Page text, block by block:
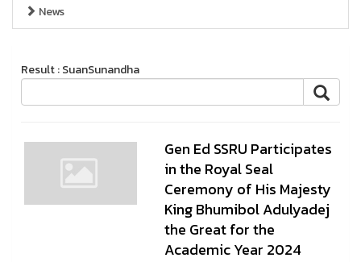
News
Result : SuanSunandha
Gen Ed SSRU Participates
in the Royal Seal
Ceremony of His Majesty
King Bhumibol Adulyadej
the Great for the
Academic Year 2024